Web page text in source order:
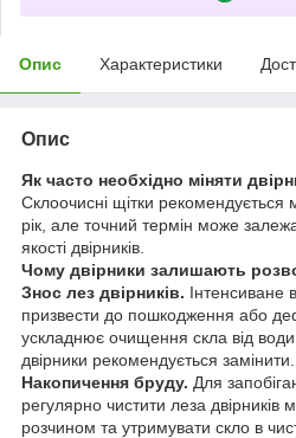
Опис Характеристики
Опис
Як часто необхідно міняти
Склоочисні щітки
рік, але точний термін може
якості двірників.
Чому двірники залишають
Знос лез двірників. Інтенсиване
призвести до пошкодження або
ускладнює очищення скла від води
двірники рекомендується замінити.
Накопичення бруду. Для
регулярно чистити леза
розчином та утримувати скло в